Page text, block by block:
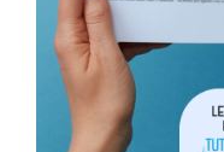
CONTATTI